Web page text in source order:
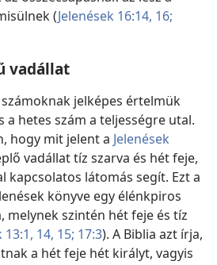
(Jelenések 16:14, 16;
vadállat
jelképes értelmük
a hetes szám a teljességre utal.
hogy mit jelent a Jelenések
vadállat tíz szarva és hét feje,
kapcsolatos látomás segít. Ezt a
könyve egy élénkpiros
melynek szintén hét feje és tíz
13:1, 14, 15; 17:3). A Biblia azt írja,
a hét feje hét királyt, vagyis